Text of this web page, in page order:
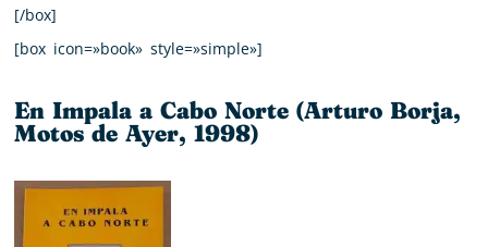
[/box]
[box icon=»book» style=»simple»]
En Impala a Cabo Norte (Arturo Borja,
Motos de Ayer, 1998)